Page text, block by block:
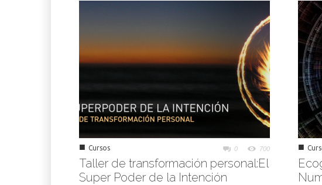
■ Cursos 0 700
Taller de transformación personal:El
Super Poder de la Intención
■